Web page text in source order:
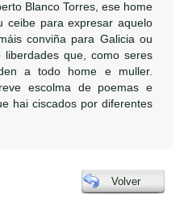
Blanco Torres, ese home
ceibe para expresar aquelo
conviña para Galicia ou
que, como seres
a todo home e muller.
escolma de poemas e
hai ciscados por diferentes
Volver